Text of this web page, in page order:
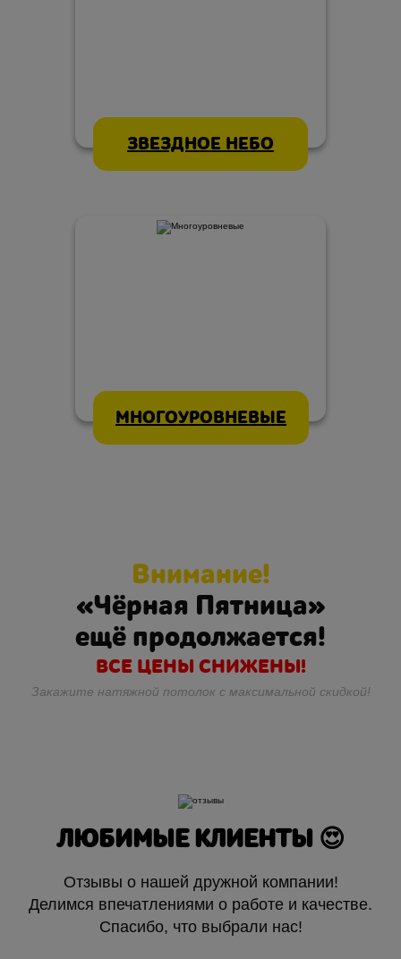
ЗВЕЗДНОЕ НЕБО
МНОГОУРОВНЕВЫЕ
Внимание!
«Чёрная Пятница»
ещё продолжается!
ВСЕ ЦЕНЫ СНИЖЕНЫ!
Закажите натяжной потолок с максимальной скидкой!
ЛЮБИМЫЕ КЛИЕНТЫ 😍
Отзывы о нашей дружной компании!
Делимся впечатлениями о работе и качестве.
Спасибо, что выбрали нас!